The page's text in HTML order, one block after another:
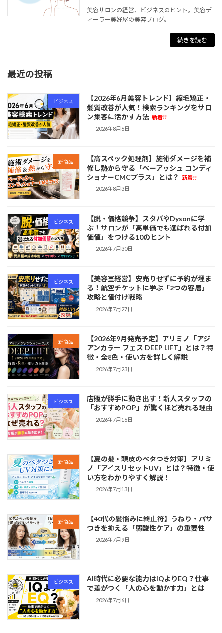
美容サロンの経営、ビジネスのヒント。美容デ
ィーラー美好屋の美容ブログ。
続きを読む
最近の投稿
ビジネス
【2026年6月美容トレンド】縮毛矯正・
髪質改善が人気！検索ランキングをサロ
ン集客に活かす方法 新着!!
2026年8月6日
新商品
【高スペック処理剤】施術ダメージを補
修し熱から守る「ペーアッシュ コンディ
ショナーCMCプラス」とは？
新着!!
2026年8月3日
ビジネス
【脱・価格競争】スタバやDysonに学
ぶ！サロンが「高単価でも選ばれる付加
価値」をつける10のヒント
2026年7月30日
ビジネス
【美容室経営】安売りせずに予約が埋ま
る！航空チケットに学ぶ「2つの客層」
攻略と値付け戦略
2026年7月27日
新商品
【2026年9月発売予定】アリミノ「アジ
アンカラー フェス DEEP LIFT」とは？特
徴・全8色・使い方を詳しく解説
2026年7月23日
ビジネス
店販が勝手に動き出す！新人スタッフの
「おすすめPOP」が驚くほど売れる理由
2026年7月16日
新商品
【夏の髪・頭皮のベタつき対策】アリミ
ノ「アイスリセットUV」とは？特徴・使
い方をわかりやすく解説！
2026年7月13日
新商品
【40代の髪悩みに終止符】うねり・パサ
つきを抑える「弱酸性ケア」の重要性
2026年7月9日
ビジネス
AI時代に必要な能力はIQよりEQ？仕事
で差がつく「人の心を動かす力」とは
2026年7月6日